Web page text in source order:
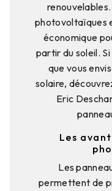
photovoltaïques
économique
partir du soleil.
que vous
solaire,
Eric
Les
Les
permettent de